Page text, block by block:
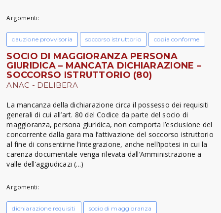
Argomenti:
cauzione provvisoria soccorso istruttorio copia conforme
SOCIO DI MAGGIORANZA PERSONA
GIURIDICA – MANCATA DICHIARAZIONE –
SOCCORSO ISTRUTTORIO (80)
ANAC - DELIBERA
La mancanza della dichiarazione circa il possesso dei requisiti
generali di cui all’art. 80 del Codice da parte del socio di
maggioranza, persona giuridica, non comporta l’esclusione del
concorrente dalla gara ma l’attivazione del soccorso istruttorio
al fine di consentirne l’integrazione, anche nell’ipotesi in cui la
carenza documentale venga rilevata dall’Amministrazione a
valle dell’aggiudicazi (...)
Argomenti:
dichiarazione requisiti socio di maggioranza